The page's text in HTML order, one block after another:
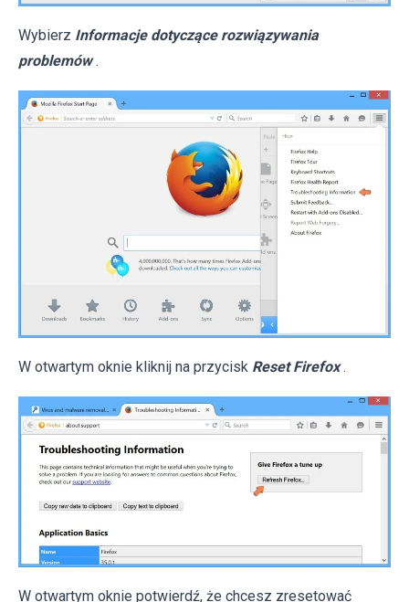
Wybierz Informacje dotyczące rozwiązywania
problemów .
W otwartym oknie kliknij na przycisk Reset Firefox .
W otwartym oknie potwierdź, że chcesz zresetować